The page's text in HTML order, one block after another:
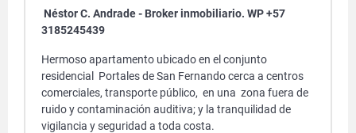
Néstor C. Andrade - Broker inmobiliario. WP +57
3185245439
Hermoso apartamento ubicado en el conjunto
residencial Portales de San Fernando cerca a centros
comerciales, transporte público, en una zona fuera de
ruido y contaminación auditiva; y la tranquilidad de
vigilancia y seguridad a toda costa.